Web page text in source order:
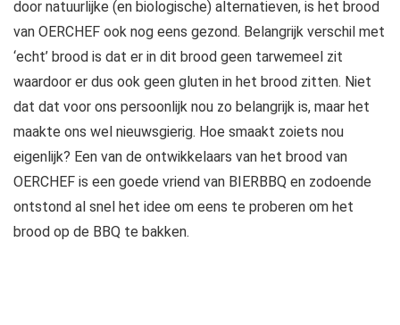
door natuurlijke (en biologische) alternatieven, is het brood
van OERCHEF ook nog eens gezond. Belangrijk verschil met
‘echt’ brood is dat er in dit brood geen tarwemeel zit
waardoor er dus ook geen gluten in het brood zitten. Niet
dat dat voor ons persoonlijk nou zo belangrijk is, maar het
maakte ons wel nieuwsgierig. Hoe smaakt zoiets nou
eigenlijk? Een van de ontwikkelaars van het brood van
OERCHEF is een goede vriend van BIERBBQ en zodoende
ontstond al snel het idee om eens te proberen om het
brood op de BBQ te bakken.